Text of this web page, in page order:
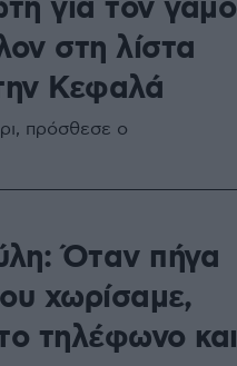
για τον γάμο
στη λίστα
Κεφαλά
πρόσθεσε ο
Όταν πήγα
χωρίσαμε,
τηλέφωνο και